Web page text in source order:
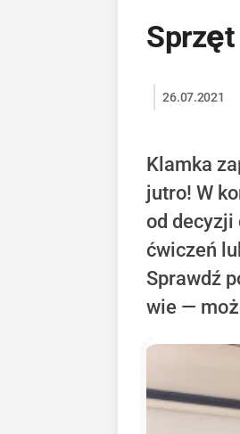
26.07.2021
Klamka
jutro! W
od decyzji
ćwiczeń
Sprawdź
wie —